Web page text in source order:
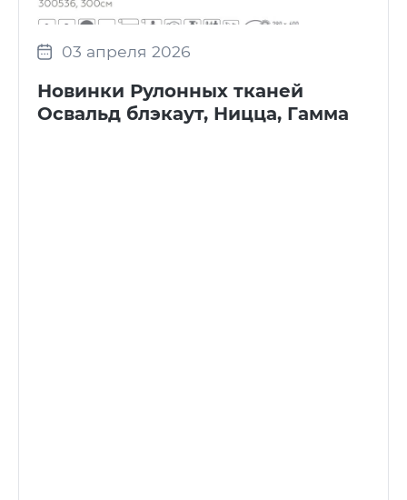
03 апреля 2026
Новинки Рулонных тканей
Освальд блэкаут, Ницца, Гамма